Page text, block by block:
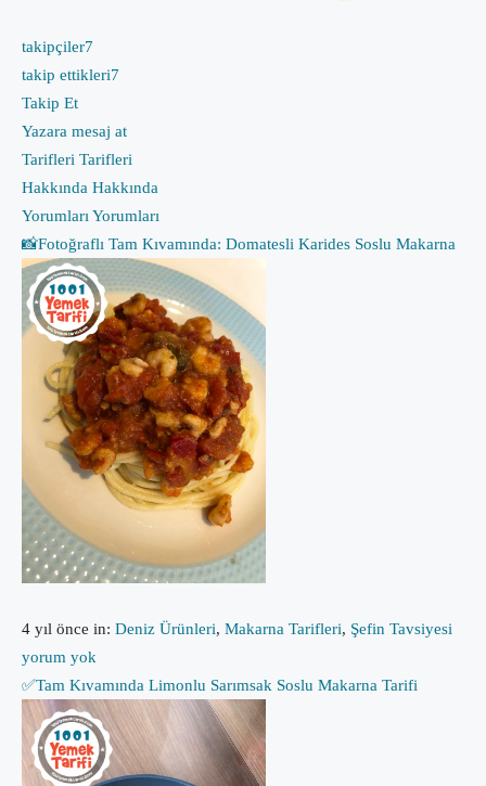
takipçiler7
takip ettikleri7
Takip Et
Yazara mesaj at
Tarifleri Tarifleri
Hakkında Hakkında
Yorumları Yorumları
📸Fotoğraflı Tam Kıvamında: Domatesli Karides Soslu Makarna
4 yıl önce in: Deniz Ürünleri, Makarna Tarifleri, Şefin Tavsiyesi
yorum yok
✅Tam Kıvamında Limonlu Sarımsak Soslu Makarna Tarifi